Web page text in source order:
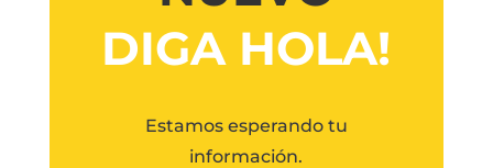
DIGA HOLA!
Estamos esperando tu
información.